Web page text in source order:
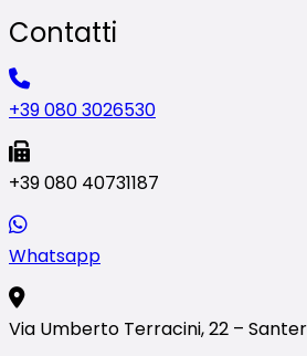
Contatti
+39 080 3026530
+39 080 40731187
Whatsapp
Via Umberto Terracini, 22 –